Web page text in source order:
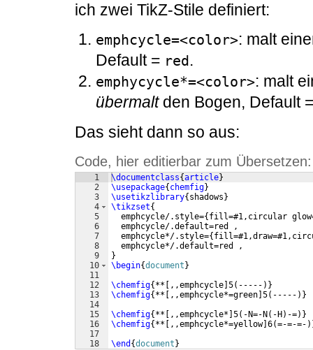
ich zwei TikZ-Stile definiert:
emphcycle=<color>: malt
Default = red.
emphycycle*=<color>: malt
übermaltden Bogen, Default
Das sieht dann so aus:
Code, hier editierbar zum Übersetzen:
1
2
3
4
5
6
7
8
9
10
11
12
13
14
15
16
17
18
\documentclass{article}
\usepackage{ chemfig}
\usetikzlibrary{ shadows }
\tikzset{
  emphcycle/.style=
{ fill=#1,circular
  emphcycle/.default=red ,
  emphcycle*/.style=
{
  emphcycle*/.default=red ,
}
\begin{document }
\chemfig{ ** ,,emphcycle 5( ----- )}
\chemfig{ ** ,,emphcycle*=green 5( ----- )}
\chemfig{ ** ,,emphcycle* 5( -N=-N ( -H ) -=)}
\chemfig{ ** ,,emphcycle*=yellow] 6(=-=-=-
\end {document }